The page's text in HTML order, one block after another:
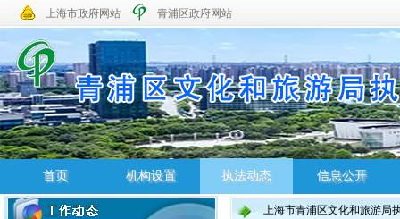
上海市政府网站 青浦区政府网站
首页
首页
机构设置
机构设置
执法动态
执法动态
信息公开
信息公开
上海市青浦区文化和旅游局